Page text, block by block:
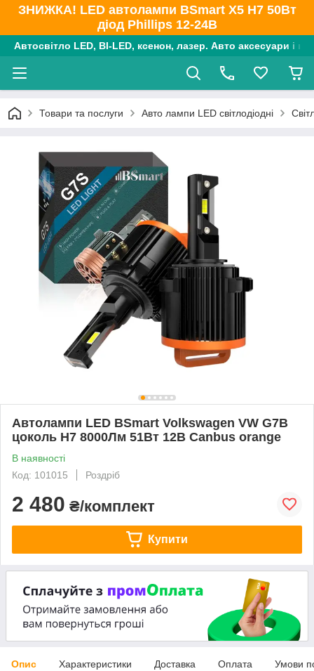
ЗНИЖКА! LED автолампи BSmart X5 H7 50Вт
діод Phillips 12-24В
Автосвітло LED, BI-LED, ксенон, лазер. Авто аксесуари і
Товари та послуги Авто лампи LED світлодіодні
Автолампи LED BSmart Volkswagen VW G7B
цоколь H7 8000Лм 51Вт 12В Canbus orange
В наявності
Код: 101015
Роздріб
2 480 ₴/комплект
Купити
Опис Характеристики Доставка Оплата Умови